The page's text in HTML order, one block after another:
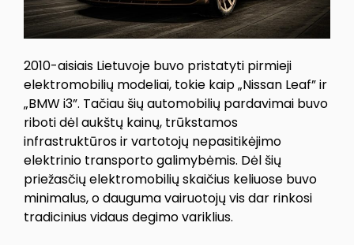
2010-aisiais Lietuvoje buvo pristatyti pirmieji
elektromobilių modeliai, tokie kaip „Nissan Leaf” ir
„BMW i3”. Tačiau šių automobilių pardavimai buvo
riboti dėl aukštų kainų, trūkstamos
infrastruktūros ir vartotojų nepasitikėjimo
elektrinio transporto galimybėmis. Dėl šių
priežasčių elektromobilių skaičius keliuose buvo
minimalus, o dauguma vairuotojų vis dar rinkosi
tradicinius vidaus degimo variklius.